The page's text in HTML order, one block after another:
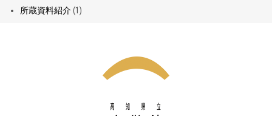
所蔵資料紹介(1)